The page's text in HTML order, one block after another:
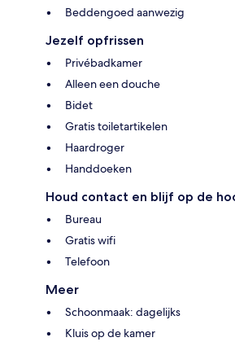
Beddengoed aanwezig
Jezelf opfrissen
Privébadkamer
Alleen een douche
Bidet
Gratis toiletartikelen
Haardroger
Handdoeken
Houd contact en blijf op de
Bureau
Gratis wifi
Telefoon
Meer
Schoonmaak: dagelijks
Kluis op de kamer